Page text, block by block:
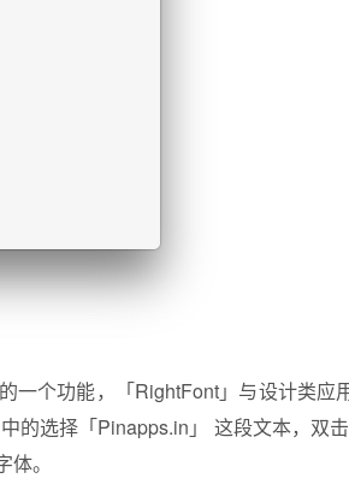
一个功能，「RightFont」与设计类应
的选择「Pinapps.in」 这段文本，双
。